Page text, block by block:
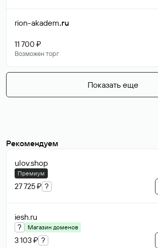
rion-akadem.ru
11 700 ₽
Возможен торг
Показать еще
Рекомендуем
ulov.shop
Премиум
27 725 ₽ ?
iesh.ru
? Магазин доменов
3 103 ₽ ?